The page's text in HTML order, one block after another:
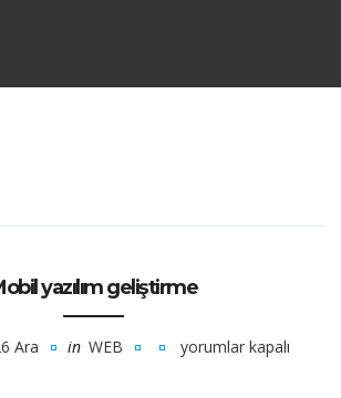
yazılım geliştirme
Ara in WEB
yorumlar kapalı